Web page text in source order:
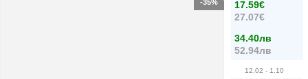
17.59€
27.07€
34.40лв
52.94лв
12.02 - 1.10
-35%